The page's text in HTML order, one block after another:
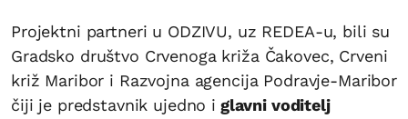
Projektni partneri u ODZIVU, uz REDEA-u, bili su
Gradsko društvo Crvenoga križa Čakovec, Crveni
križ Maribor i Razvojna agencija Podravje-Maribor
čiji je predstavnik ujedno i glavni voditelj